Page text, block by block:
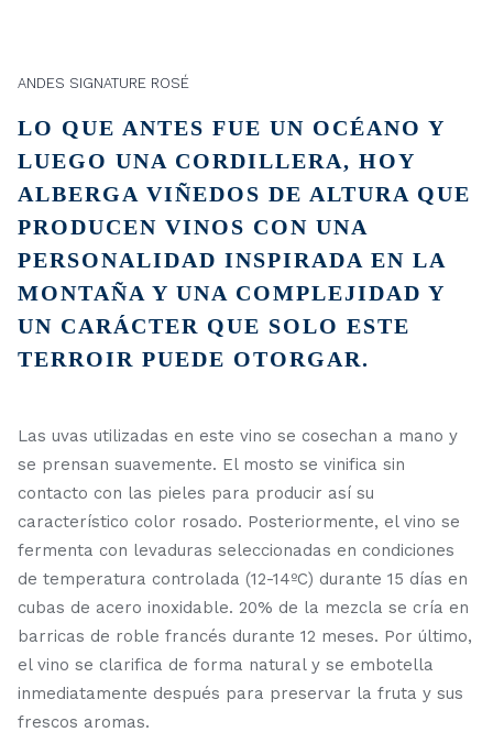
ANDES SIGNATURE ROSÉ
LO QUE ANTES FUE UN OCÉANO Y
LUEGO UNA CORDILLERA, HOY
ALBERGA VIÑEDOS DE ALTURA QUE
PRODUCEN VINOS CON UNA
PERSONALIDAD INSPIRADA EN LA
MONTAÑA Y UNA COMPLEJIDAD Y
UN CARÁCTER QUE SOLO ESTE
TERROIR PUEDE OTORGAR.
Las uvas utilizadas en este vino se cosechan a mano y
se prensan suavemente. El mosto se vinifica sin
contacto con las pieles para producir así su
característico color rosado. Posteriormente, el vino se
fermenta con levaduras seleccionadas en condiciones
de temperatura controlada (12-14ºC) durante 15 días en
cubas de acero inoxidable. 20% de la mezcla se cría en
barricas de roble francés durante 12 meses. Por último,
el vino se clarifica de forma natural y se embotella
inmediatamente después para preservar la fruta y sus
frescos aromas.